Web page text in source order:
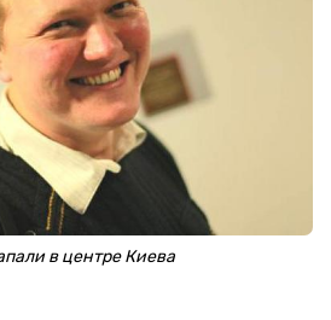
в центре Киева